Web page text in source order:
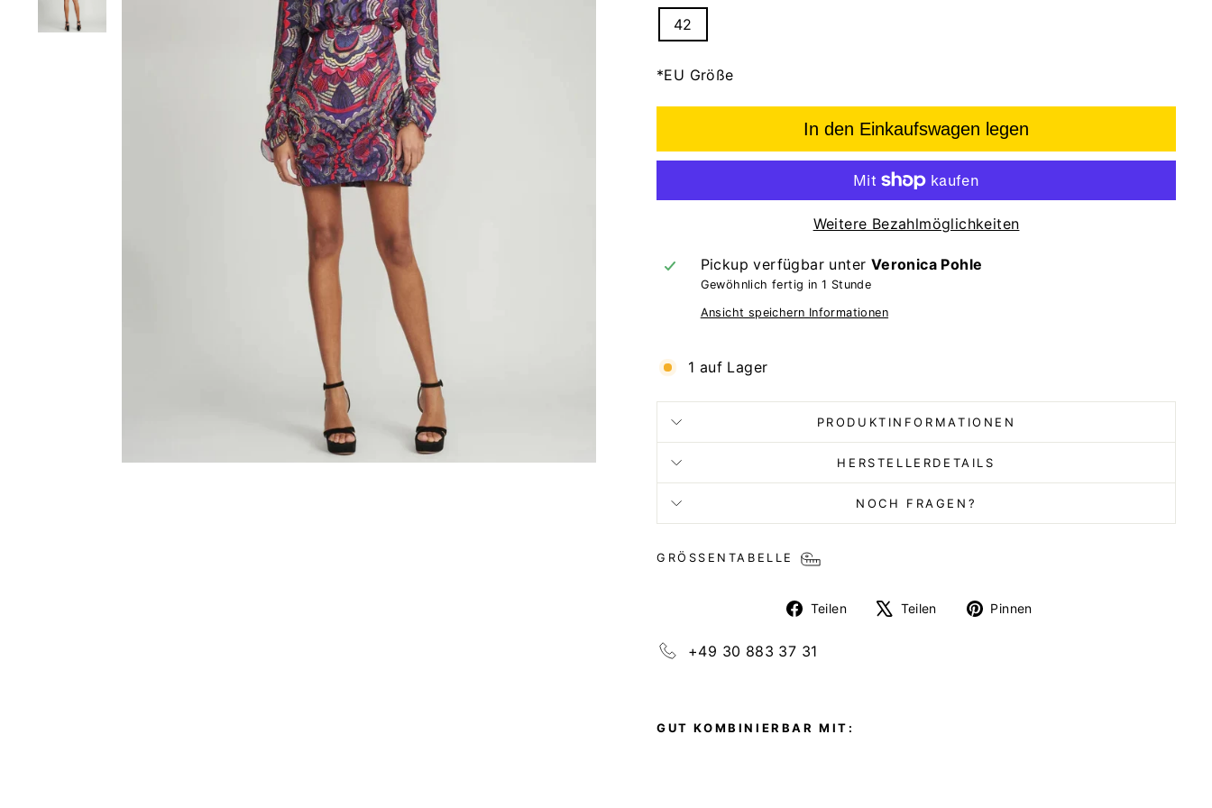
42
*EU Größe
In den Einkaufswagen legen
Weitere Bezahlmöglichkeiten
Pickup verfügbar unter Veronica Pohle
Gewöhnlich fertig in 1 Stunde
Ansicht speichern Informationen
1 auf Lager
PRODUKTINFORMATIONEN
HERSTELLERDETAILS
NOCH FRAGEN?
GRÖSSENTABELLE
Teilen
Auf
Teilen
Auf
Pinnen
+49 30 883 37 31
GUT KOMBINIERBAR MIT: